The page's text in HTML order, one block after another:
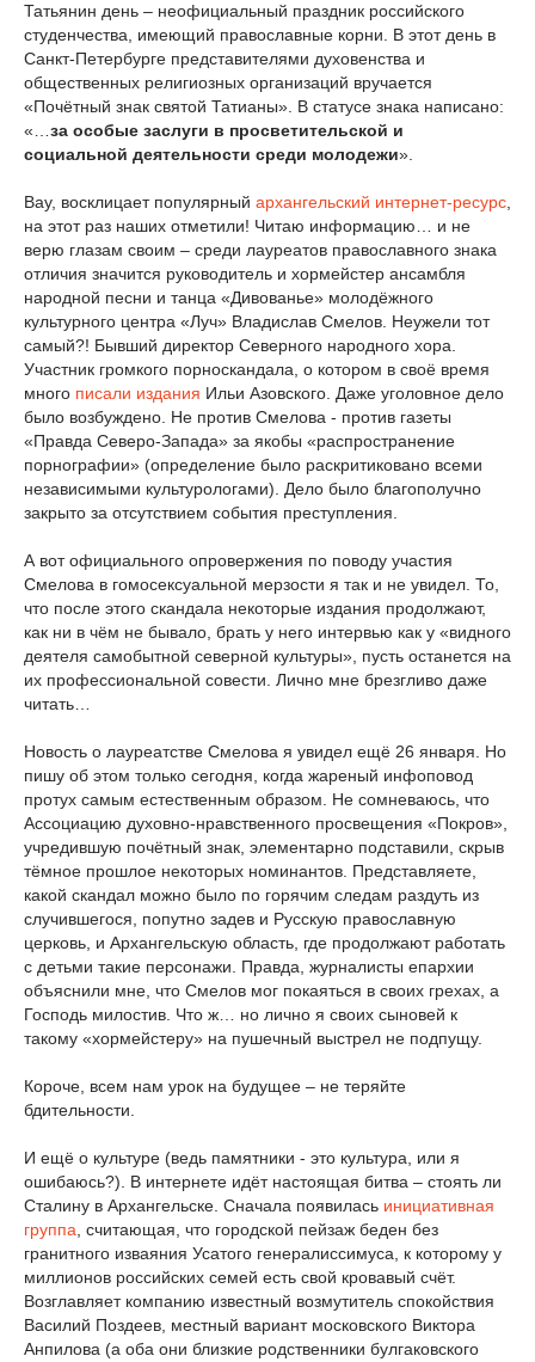
Татьянин день – неофициальный праздник российского
студенчества, имеющий православные корни. В этот день в
Санкт-Петербурге представителями духовенства и
общественных религиозных организаций вручается
«Почётный знак святой Татианы». В статусе знака написано:
«… за особые заслуги в просветительской и
социальной деятельности среди молодежи».
Вау, восклицает популярный архангельский интернет-ресурс
на этот раз наших отметили! Читаю информацию… и не
верю глазам своим – среди лауреатов православного знака
отличия значится руководитель и хормейстер ансамбля
народной песни и танца «Дивованье» молодёжного
культурного центра «Луч» Владислав Смелов. Неужели тот
самый?! Бывший директор Северного народного хора.
Участник громкого порноскандала, о котором в своё время
много писали издания Ильи Азовского. Даже уголовное дело
было возбуждено. Не против Смелова - против газеты
«Правда Северо-Запада» за якобы «распространение
порнографии» (определение было раскритиковано всеми
независимыми культурологами). Дело было благополучно
закрыто за отсутствием события преступления.
А вот официального опровержения по поводу участия
Смелова в гомосексуальной мерзости я так и не увидел. То,
что после этого скандала некоторые издания продолжают,
как ни в чём не бывало, брать у него интервью как у «видного
деятеля самобытной северной культуры», пусть останется на
их профессиональной совести. Лично мне брезгливо даже
читать…
Новость о лауреатстве Смелова я увидел ещё 26 января. Но
пишу об этом только сегодня, когда жареный инфоповод
протух самым естественным образом. Не сомневаюсь, что
Ассоциацию духовно-нравственного просвещения «Покров»,
учредившую почётный знак, элементарно подставили, скрыв
тёмное прошлое некоторых номинантов. Представляете,
какой скандал можно было по горячим следам раздуть из
случившегося, попутно задев и Русскую православную
церковь, и Архангельскую область, где продолжают работать
с детьми такие персонажи. Правда, журналисты епархии
объяснили мне, что Смелов мог покаяться в своих грехах, а
Господь милостив. Что ж… но лично я своих сыновей к
такому «хормейстеру» на пушечный выстрел не подпущу.
Короче, всем нам урок на будущее – не теряйте
бдительности.
И ещё о культуре (ведь памятники - это культура, или я
ошибаюсь?). В интернете идёт настоящая битва – стоять ли
Сталину в Архангельске. Сначала появилась инициативная
группа , считающая, что городской пейзаж беден без
гранитного изваяния Усатого генералиссимуса, к которому у
миллионов российских семей есть свой кровавый счёт.
Возглавляет компанию известный возмутитель спокойствия
Василий Поздеев, местный вариант московского Виктора
Анпилова (а оба они близкие родственники булгаковского